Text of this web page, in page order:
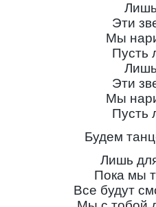
Эти
Мы
Пусть
Эти
Мы
Пусть
Будем
Лишь
Пока мы
Все будут